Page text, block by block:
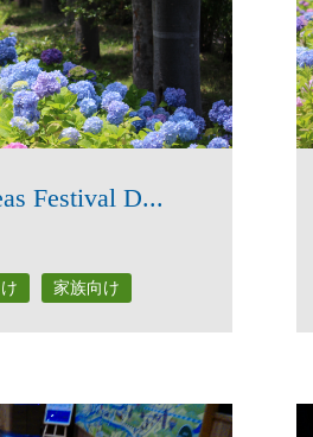
Festival D...
家族向け